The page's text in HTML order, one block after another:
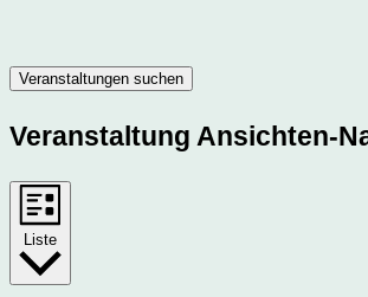
Veranstaltungen suchen
Veranstaltung Ansichten-
Liste